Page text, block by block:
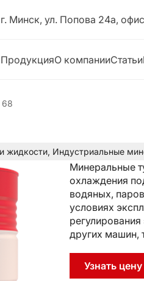
г. Минск, ул. Попова 24a,
ПродукцияО компанииСтатьи
68
жидкости, Индустриальные
Минеральные
охлаждения
водяных,
условиях
других машин,
Узнать цену